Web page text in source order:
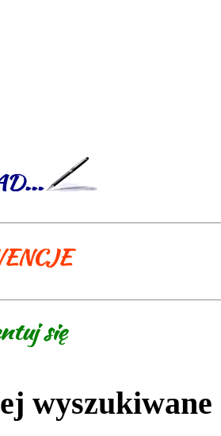
wyszukiwane